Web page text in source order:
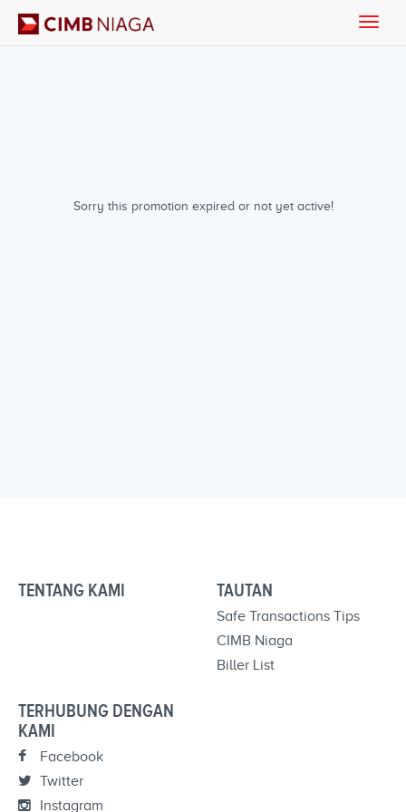
Sorry this promotion expired or not yet active!
Toggle
TENTANG KAMI TAUTAN
Safe Transactions Tips
CIMB Niaga
Biller List
TERHUBUNG DENGAN
KAMI
Facebook
Twitter
Instagram